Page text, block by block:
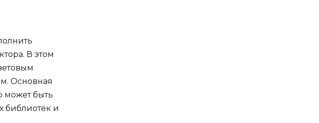
В этом
Основная
может быть
библиотек и